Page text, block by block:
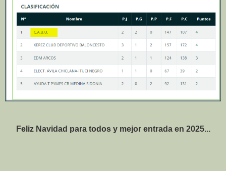
Feliz Navidad para todos y mejor entrada en 2025...